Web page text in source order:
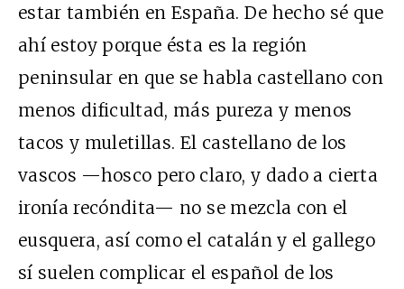
estar también en España. De hecho sé que
ahí estoy porque ésta es la región
peninsular en que se habla castellano con
menos dificultad, más pureza y menos
tacos y muletillas. El castellano de los
vascos —hosco pero claro, y dado a cierta
ironía recóndita— no se mezcla con el
eusquera, así como el catalán y el gallego
sí suelen complicar el español de los